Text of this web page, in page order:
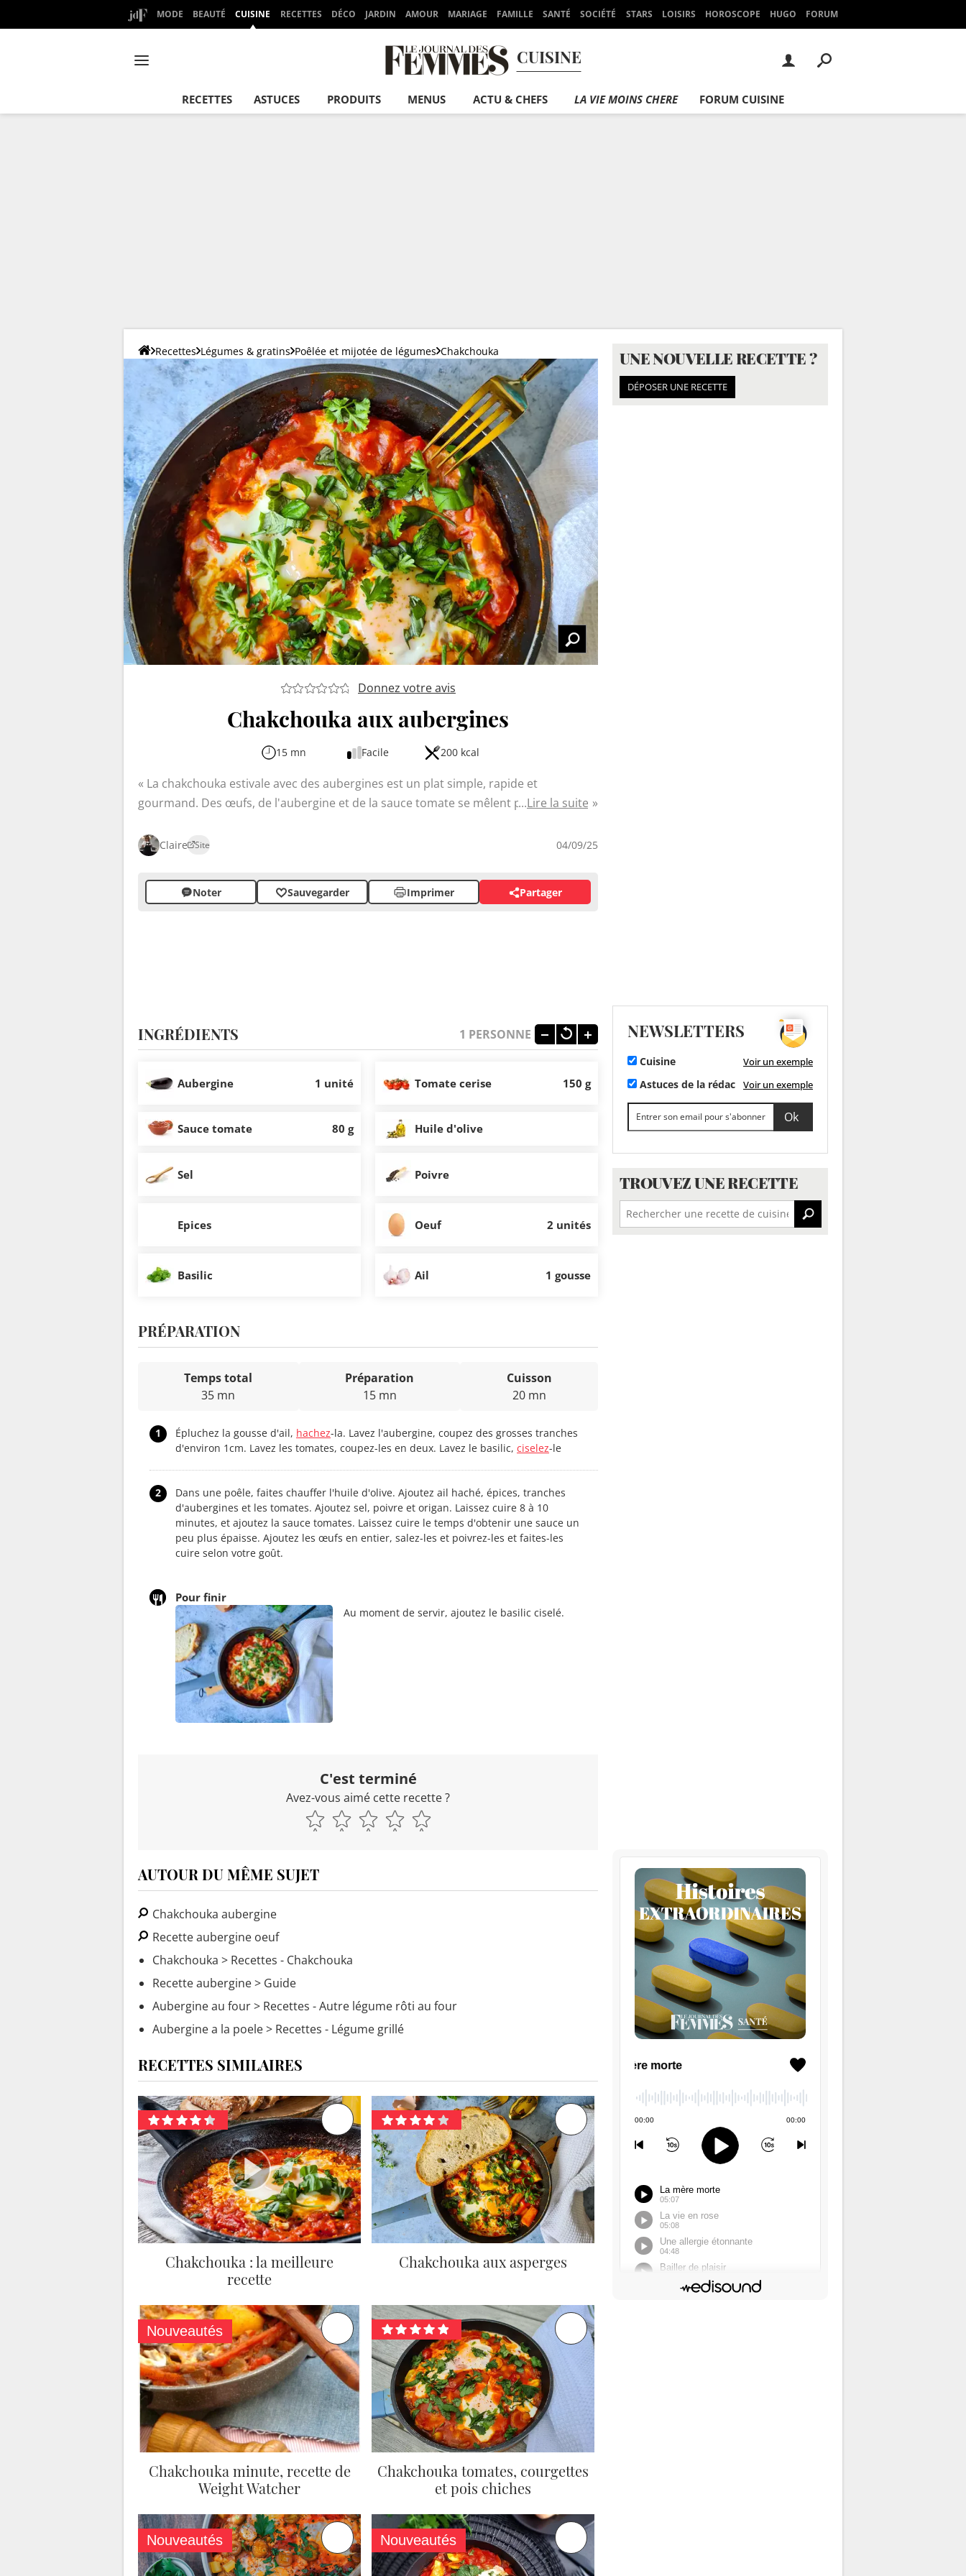
MODE BEAUTÉ CUISINE RECETTES DÉCO JARDIN AMOUR MARIAGE FAMILLE SANTÉ SOCIÉTÉ STARS LOISIRS HOROSCOPE HUGO FORUM
CUISINE
RECETTES ASTUCES PRODUITS MENUS ACTU & CHEFS LA VIE MOINS CHERE FORUM CUISINE
Recettes Légumes & gratins Poêlée et mijotée de légumes Chakchouka
Donnez votre avis
Chakchouka aux aubergines
15 mn Facile 200 kcal
La chakchouka estivale avec des aubergines est un plat simple, rapide et
gourmand. Des œufs, de l'aubergine et de la sauce tomate se mêlent pour un repas
nord-africain marie les tomates et le basilic aux épices orientales, offrant une
harmonie surprenante grâce aux œufs pochés dans la sauce.
Lire la suite
Claire Site 04/09/25
Noter Sauvegarder Imprimer Partager
INGRÉDIENTS 1 PERSONNE
Aubergine 1 unité Tomate cerise 150 g
Sauce tomate 80 g Huile d'olive
Sel Poivre
Epices Oeuf 2 unités
Basilic Ail 1 gousse
PRÉPARATION
Temps total
35 mn
Préparation
15 mn
Cuisson
20 mn
1 Épluchez la gousse d'ail, hachez-la. Lavez l'aubergine, coupez des grosses tranches
d'environ 1cm. Lavez les tomates, coupez-les en deux. Lavez le basilic, ciselez-le
2
Dans une poêle, faites chauffer l'huile d'olive. Ajoutez ail haché, épices, tranches
d'aubergines et les tomates. Ajoutez sel, poivre et origan. Laissez cuire 8 à 10
minutes, et ajoutez la sauce tomates. Laissez cuire le temps d'obtenir une sauce un
peu plus épaisse. Ajoutez les œufs en entier, salez-les et poivrez-les et faites-les
cuire selon votre goût.
Pour finir
Au moment de servir, ajoutez le basilic ciselé.
C'est terminé
Avez-vous aimé cette recette ?
AUTOUR DU MÊME SUJET
Chakchouka aubergine
Recette aubergine oeuf
Chakchouka > Recettes - Chakchouka
Recette aubergine> Guide
Aubergine au four> Recettes - Autre légume rôti au four
Aubergine a la poele> Recettes - Légume grillé
RECETTES SIMILAIRES
Chakchouka : la meilleure
recette
Chakchouka aux asperges
Nouveautés
Chakchouka minute, recette de
Weight Watcher
Chakchouka tomates, courgettes
et pois chiches
Nouveautés Nouveautés
UNE NOUVELLE RECETTE ?
DÉPOSER UNE RECETTE
NEWSLETTERS
Cuisine Voir un exemple
Astuces de la rédac Voir un exemple
TROUVEZ UNE RECETTE